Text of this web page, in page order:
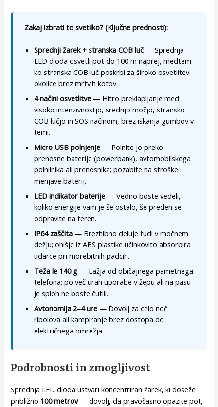
Zakaj izbrati to svetilko? (Ključne prednosti):
Sprednji žarek + stranska COB luč — Sprednja
LED dioda osvetli pot do 100 m naprej, medtem
ko stranska COB luč poskrbi za široko osvetlitev
okolice brez mrtvih kotov.
4 načini osvetlitve — Hitro preklapljanje med
visoko intenzivnostjo, srednjo močjo, stransko
COB lučjo in SOS načinom, brez iskanja gumbov v
temi.
Micro USB polnjenje — Polnite jo preko
prenosne baterije (powerbank), avtomobilskega
polnilnika ali prenosnika; pozabite na stroške
menjave baterij.
LED indikator baterije — Vedno boste vedeli,
koliko energije vam je še ostalo, še preden se
odpravite na teren.
IP64 zaščita — Brezhibno deluje tudi v močnem
dežju; ohišje iz ABS plastike učinkovito absorbira
udarce pri morebitnih padcih.
Teža le 140 g — Lažja od običajnega pametnega
telefona; po več urah uporabe v žepu ali na pasu
je sploh ne boste čutili.
Avtonomija 2–4 ure — Dovolj za celo noč
ribolova ali kampiranje brez dostopa do
električnega omrežja.
Podrobnosti in zmogljivost
Sprednja LED dioda ustvari koncentriran žarek, ki doseže
približno 100 metrov— dovolj, da pravočasno opazite pot,